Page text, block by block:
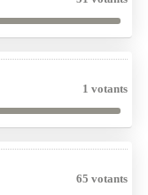
1 votants
65 votants